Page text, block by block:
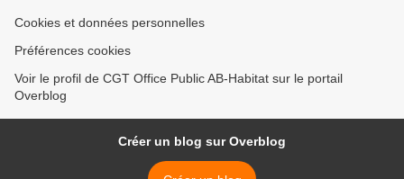
Cookies et données personnelles
Préférences cookies
Voir le profil de CGT Office Public AB-Habitat sur le portail
Overblog
Créer un blog sur Overblog